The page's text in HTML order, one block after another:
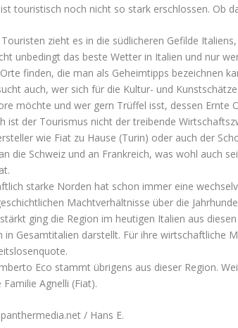
touristisch noch nicht so stark erschlossen. Ob
zieht es in die südlicheren Gefilde
unbedingt das beste Wetter in Italien und nur
finden, die man als Geheimtipps bezeichnen
auch, wer sich für die Kultur- und
möchte und wer gern Trüffel isst, dessen Ernte
ist der Tourismus nicht der treibende
wie Fiat zu Hause (Turin) oder auch der
die Schweiz und an Frankreich, was wohl auch
starke Norden hat schon immer eine
Machtverhältnisse über die
ging die Region im heutigen Italien aus
in Gesamtitalien darstellt. Für ihre wirtschaftliche
Eco stammt übrigens aus dieser Region.
Agnelli (Fiat).
/ Hans E.